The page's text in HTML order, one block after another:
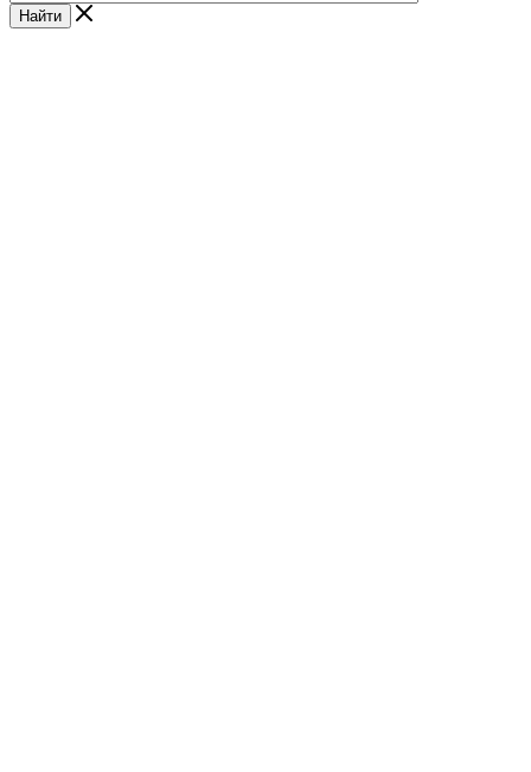
Найти